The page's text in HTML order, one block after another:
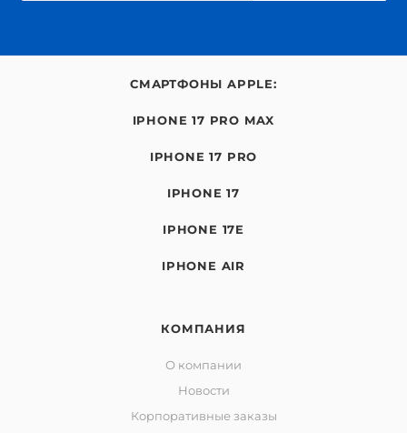
СМАРТФОНЫ APPLE:
IPHONE 17 PRO MAX
IPHONE 17 PRO
IPHONE 17
IPHONE 17E
IPHONE AIR
КОМПАНИЯ
О компании
Новости
Корпоративные заказы